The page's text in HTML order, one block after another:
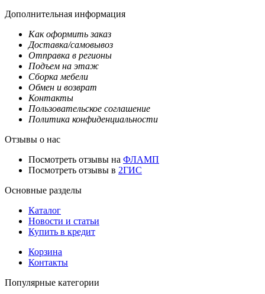
Дополнительная информация
Как оформить заказ
Доставка/самовывоз
Отправка в регионы
Подъем на этаж
Сборка мебели
Обмен и возврат
Контакты
Пользовательское соглашение
Политика конфиденциальности
Отзывы о нас
Посмотреть отзывы на ФЛАМП
Посмотреть отзывы в 2ГИС
Основные разделы
Каталог
Новости и статьи
Купить в кредит
Корзина
Контакты
Популярные категории